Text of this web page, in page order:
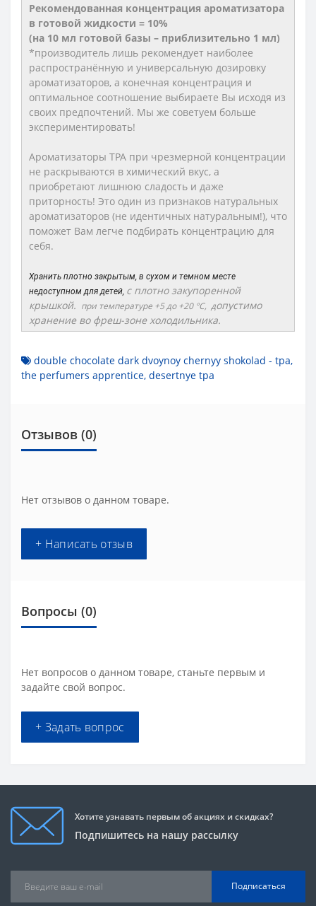
Рекомендованная концентрация ароматизатора
в готовой жидкости = 10%
(на 10 мл готовой базы – приблизительно 1 мл)
*производитель лишь рекомендует наиболее
распространённую и универсальную дозировку
ароматизаторов, а конечная концентрация и
оптимальное соотношение выбираете Вы исходя из
своих предпочтений. Мы же советуем больше
экспериментировать!
Ароматизаторы TPA при чрезмерной концентрации
не раскрываются в химический вкус, а
приобретают лишнюю сладость и даже
приторность! Это один из признаков натуральных
ароматизаторов (не идентичных натуральным!), что
поможет Вам легче подбирать концентрацию для
себя.
Хранить плотно закрытым, в сухом и темном месте
недоступном для детей, с плотно закупоренной
крышкой. при температуре +5 до +20 °C, допустимо
хранение во фреш-зоне холодильника.
double chocolate dark dvoynoy chernyy shokolad - tpa,
the perfumers apprentice, desertnye tpa
Отзывов (0)
Нет отзывов о данном товаре.
+ Написать отзыв
Вопросы (0)
Нет вопросов о данном товаре, станьте первым и
задайте свой вопрос.
+ Задать вопрос
Хотите узнавать первым об акциях и скидках?
Подпишитесь на нашу рассылку
Подписаться